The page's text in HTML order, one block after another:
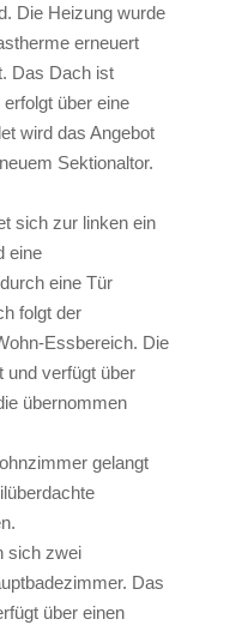
Die Heizung wurde
erneuert
Das Dach ist
über eine
wird das Angebot
Sektionaltor.
sich zur linken ein
eine
eine Tür
folgt der
Essbereich. Die
und verfügt über
übernommen
gelangt
sich zwei
Das
über einen